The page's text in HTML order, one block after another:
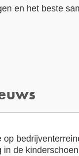
en het beste
op
in de